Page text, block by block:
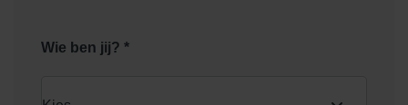
Graniet Grijs
Wie ben jij? *